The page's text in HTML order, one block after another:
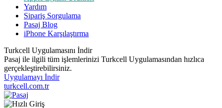
Yardım
Sipariş Sorgulama
Pasaj Blog
iPhone Karşılaştırma
Turkcell Uygulamasını İndir
Pasaj ile ilgili tüm işlemlerinizi Turkcell Uygulamasından hızlıca
gerçekleştirebilirsiniz.
Uygulamayı İndir
turkcell.com.tr